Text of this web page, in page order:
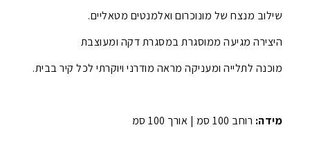
שילוב מנצח של מונוכרום ואלמנטים מטאליים.
היצירה מגיעה ממוסגרת במסגרת דקה ומעוצבת
מוכנה לתלייה ומעניקה מראה מודרני ויוקרתי לכל קיר בבית.
מידה: רוחב 100 סמ | אורך 100 סמ